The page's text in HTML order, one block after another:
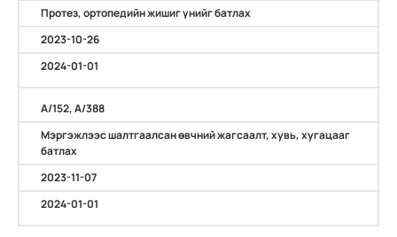
Протез, ортопедийн жишиг үнийг батлах
2023-10-26
2024-01-01
А/152, А/388
Мэргэжлээс шалтгаалсан өвчний жагсаалт, хувь, хугацааг
батлах
2023-11-07
2024-01-01